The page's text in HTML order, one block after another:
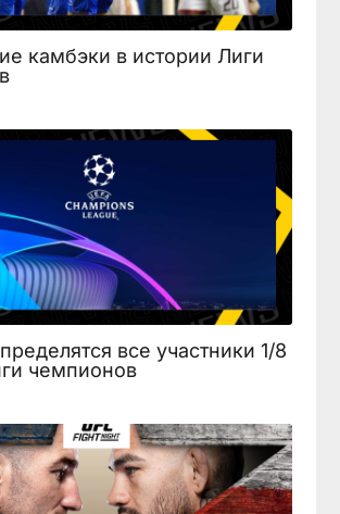
камбэки в истории Лиги
все участники 1/8
чемпионов